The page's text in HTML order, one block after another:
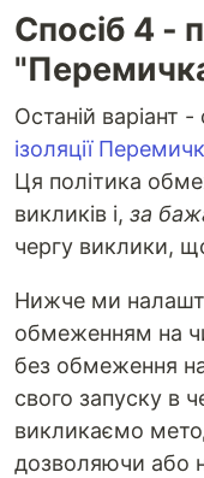
Спосіб 4 -
Останій варіант
ізоляції
Ця політика
викликів і, за
чергу виклики,
Нижче ми
обмеженням на
без обмеження
свого запуску в
викликаємо
дозволяючи або